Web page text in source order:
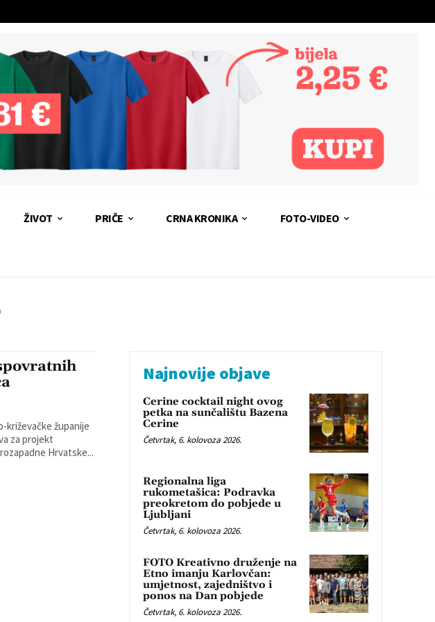
ŽIVOT PRIČE CRNA KRONIKA FOTO-VIDEO
križevačke županije
za projekt
Hrvatske...
Najnovije objave
Cerine cocktail night ovog
petka na sunčalištu Bazena
Cerine
Četvrtak, 6. kolovoza 2026.
Regionalna liga
rukometašica: Podravka
preokretom do pobjede u
Ljubljani
Četvrtak, 6. kolovoza 2026.
FOTO Kreativno druženje na
Etno imanju Karlovčan:
umjetnost, zajedništvo i
ponos na Dan pobjede
Četvrtak, 6. kolovoza 2026.